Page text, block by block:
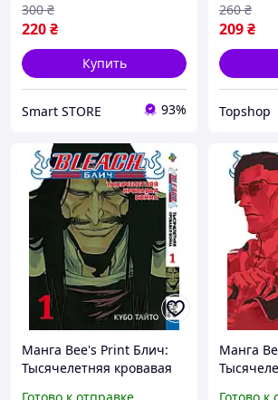
220₴
300 ₴
Купить
Smart STORE 93%
209₴
260 ₴
Topshop
Манга Bee's Print Блич:
Тысячелетняя кровавая
Манга